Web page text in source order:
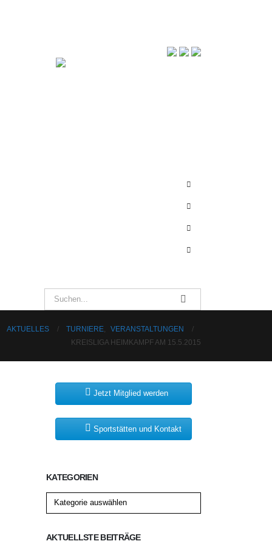
AKTUELLES TURNIERE
VERANSTALTUNGEN
KREISLIGA HEIMKAMPF AM 15.5.2015
Jetzt Mitglied werden
Sportstätten und Kontakt
KATEGORIEN
Kategorien
AKTUELLSTE BEITRÄGE